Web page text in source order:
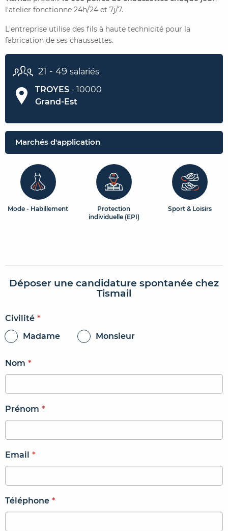
CONTACTER FRENCH TEX ACTUALITÉSFOIRE AUX QUESTIONS
l'atelier fonctionne 24h/24 et 7j/7.
L'entreprise utilise des fils à haute technicité pour la
fabrication de ses chaussettes.
21 - 49 salariés
TROYES - 10000
Grand-Est
Marchés d'application
Mode - Habillement
Protection
individuelle (EPI)
Sport & Loisirs
Déposer une candidature spontanée chez
Tismail
Civilité *
Madame
Monsieur
Nom *
Prénom *
Email *
Téléphone *